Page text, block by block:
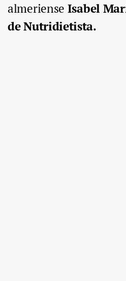
almeriense Isabel
de Nutridietista.